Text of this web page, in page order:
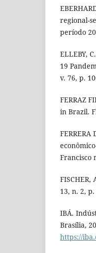
regional-
período
ELLEBY,
19
v. 76, p.
FERRAZ
in Brazil.
FERRERA
Francisco
13, n. 2,
IBÁ.
Brasília,
https://